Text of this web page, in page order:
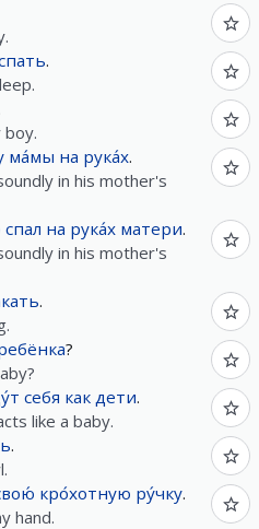
.
boy.
ма́мы на рука́х.
in his mother's
спал на рука́х матери.
in his mother's
.
?
себя как дети.
like a baby.
.
кро́хотную ру́чку.
hand.